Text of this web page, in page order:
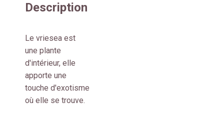
Description
Le vriesea est
une plante
d'intérieur, elle
apporte une
touche d'exotisme
où elle se trouve.